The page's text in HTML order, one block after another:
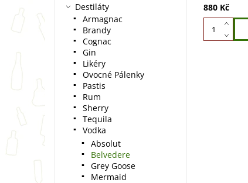
880 Kč
Belvedere
Organic
600letou
Objevte
Destiláty
Armagnac
Brandy
Cognac
Gin
Likéry
Ovocné Pálenky
Pastis
Rum
Sherry
Tequila
Vodka
Absolut
Belvedere
Grey Goose
Mermaid